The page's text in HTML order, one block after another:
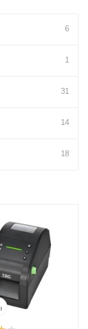
6
1
31
14
18